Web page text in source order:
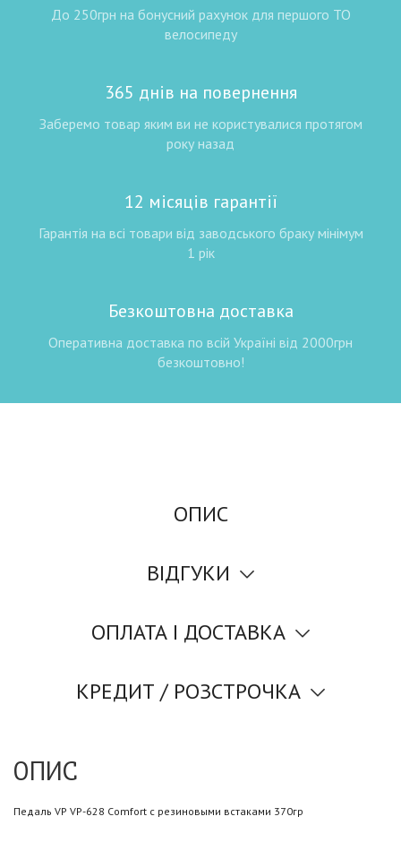
До 250грн на бонусний рахунок для першого ТО
велосипеду
365 днів на повернення
Заберемо товар яким ви не користувалися протягом
року назад
12 місяців гарантії
Гарантія на всі товари від заводського браку мінімум
1 рік
Безкоштовна доставка
Оперативна доставка по всій Україні від 2000грн
безкоштовно!
ОПИС
ВІДГУКИ
ОПЛАТА І ДОСТАВКА
КРЕДИТ / РОЗСТРОЧКА
ОПИС
Педаль VP VP-628 Comfort с резиновыми встаками 370гр